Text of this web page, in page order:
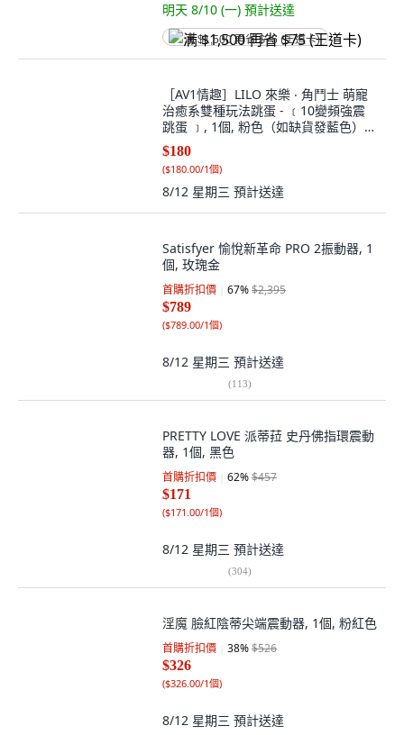
明天 8/10 (一) 預計送達
满 $1,500 再省 $75 (王道卡)
［AV1情趣］LILO 來樂 ‧ 角鬥士 萌寵
治癒系雙種玩法跳蛋 - ﹝10變頻強震
跳蛋 ﹞, 1個, 粉色（如缺貨發藍色）
V004
$180
($180.00/1個)
8/12 星期三 預計送達
Satisfyer 愉悅新革命 PRO 2振動器, 1
個, 玫瑰金
首購折扣價 67%$2,395
$789
($789.00/1個)
8/12 星期三 預計送達
(113)
PRETTY LOVE 派蒂菈 史丹佛指環震動
器, 1個, 黑色
首購折扣價 62%$457
$171
($171.00/1個)
8/12 星期三 預計送達
(304)
淫魔 臉紅陰蒂尖端震動器, 1個, 粉紅色
首購折扣價 38%$526
$326
($326.00/1個)
8/12 星期三 預計送達